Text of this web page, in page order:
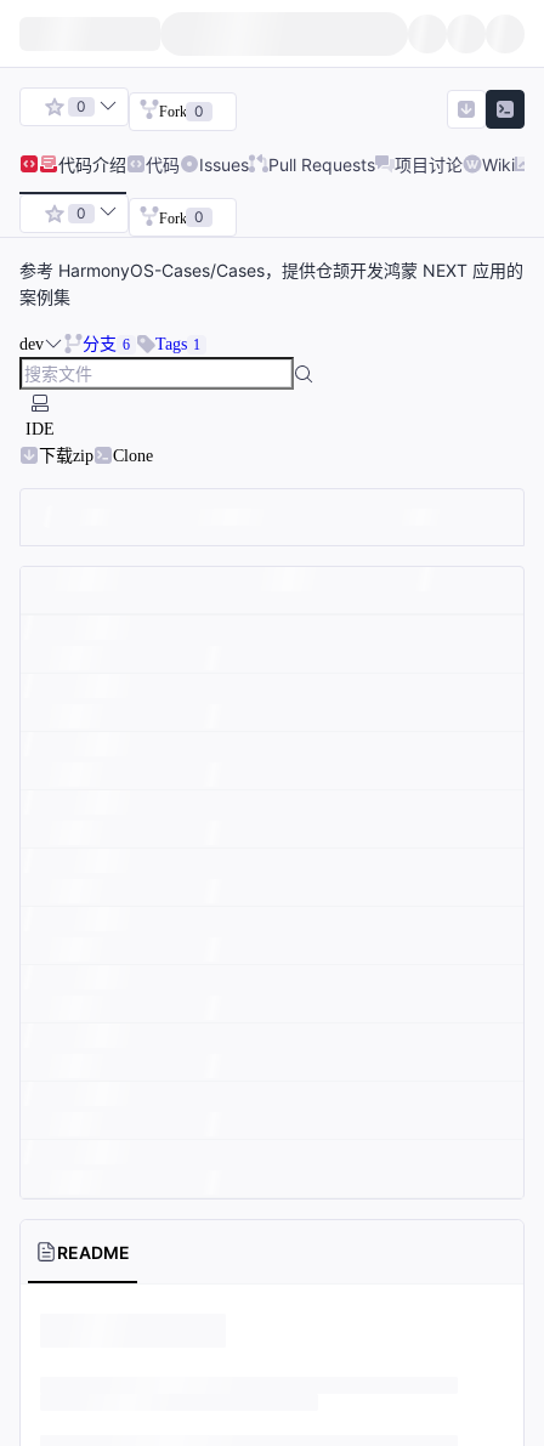
0 Fork 0
代码介绍 代码 Issues Pull Requests 项目讨论 Wiki
0 Fork 0
参考 HarmonyOS-Cases/Cases，提供仓颉开发鸿蒙 NEXT 应用的
案例集
dev 分支 6 Tags 1
IDE
下载zip
Clone
README